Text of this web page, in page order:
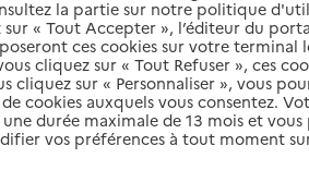
par:
la partie sur notre politique
sur « Tout Accepter », l’éditeur du
ces cookies sur votre terminal
cliquez sur « Tout Refuser », ces
cliquez sur « Personnaliser », vous
cookies auxquels vous consentez.
durée maximale de 13 mois et
vos préférences à tout moment